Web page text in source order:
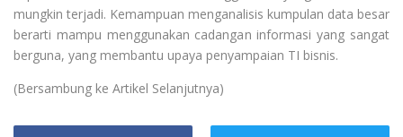
mungkin terjadi. Kemampuan menganalisis kumpulan data besar
berarti mampu menggunakan cadangan informasi yang sangat
berguna, yang membantu upaya penyampaian TI bisnis.
(Bersambung ke Artikel Selanjutnya)